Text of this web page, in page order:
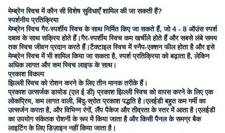
मेम्ब्रेन स्विच में कौन सी विशेष सुविधाएँ शामिल की जा सकती हैं?
स्पर्शनीय प्रतिक्रिया
मेम्ब्रेन स्विच गैर-स्पर्शीय स्विच के साथ निर्मित किए जा सकते हैं, जो 4 - 8 ऑउंस स्पर्श
दबाव के साथ सक्रिय होते हैं।गैर-स्पर्शीय स्विच कम खर्चीले होते हैं और सबसे लंबे समय
तक स्विच जीवन प्रदान करते हैं।टैक्टाइल स्विच में स्नैप-एक्शन फील होता है और इसे
मेम्ब्रेन स्विच में भी शामिल किया जा सकता है, स्पर्श प्रतिक्रिया को बढ़ाता है, लेकिन
अधिक लागत और कम स्विच लाइफ के साथ।
प्रकाश विकल्प
झिल्ली स्विच को रोशन करने के लिए तीन मानक तरीके हैं।
प्रकाश उत्सर्जक डायोड (एल ई डी) प्रकाश झिल्ली स्विच को वापस करने के लिए एक
लोकप्रिय, कम लागत वाली, बिंदु-स्रोत प्रकाश पद्धति है।एलईडी बहुत कम गर्मी का
उत्सर्जन करता है, और विभिन्न रंगों, लैंप पैकेज और तीव्रता के स्तर में आता है।एलईडी
का उपयोग संकेतक रोशनी के रूप में किया जाता है और किसी पैनल के समग्र बैक
लाइटिंग के लिए डिज़ाइन नहीं किया जाता है।